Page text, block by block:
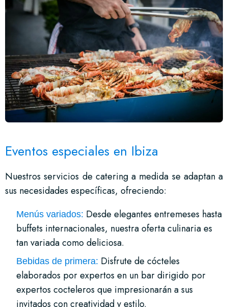
Eventos especiales en Ibiza
Nuestros servicios de catering a medida se adaptan a
sus necesidades específicas, ofreciendo:
Menús variados: Desde elegantes entremeses hasta
buffets internacionales, nuestra oferta culinaria es
tan variada como deliciosa.
Bebidas de primera: Disfrute de cócteles
elaborados por expertos en un bar dirigido por
expertos cocteleros que impresionarán a sus
invitados con creatividad y estilo.